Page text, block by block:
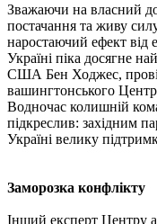
Зважаючи на власний
постачання та живу
наростаючий ефект від
Україні піка досягне
США Бен Ходжес,
вашингтонського
Водночас колишній
підкреслив: західним
Україні велику
Заморозка конфлікту
Інший експерт Центру